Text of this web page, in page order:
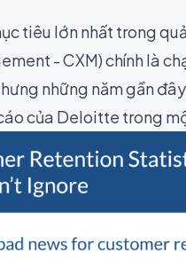
tiêu lớn nhất trong
- CXM) chính là
những năm gần
của Deloitte trong